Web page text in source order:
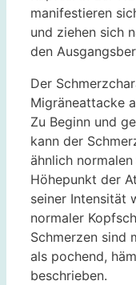
manifestieren
und ziehen sich
den
Der
Migräneattacke
Zu Beginn und
kann der
ähnlich
Höhepunkt der
seiner Intensität
normaler
Schmerzen sind
als pochend,
beschrieben.